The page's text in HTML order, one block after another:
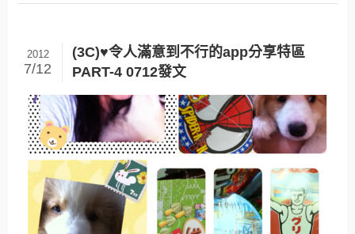
(3C)♥令人滿意到不行的app分享特區
PART-4 0712發文
2012
7/12